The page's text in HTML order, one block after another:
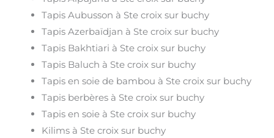
Tapis Aubusson à Ste croix sur buchy
Tapis Azerbaïdjan à Ste croix sur buchy
Tapis Bakhtiari à Ste croix sur buchy
Tapis Baluch à Ste croix sur buchy
Tapis en soie de bambou à Ste croix sur buchy
Tapis berbères à Ste croix sur buchy
Tapis en soie à Ste croix sur buchy
Kilims à Ste croix sur buchy